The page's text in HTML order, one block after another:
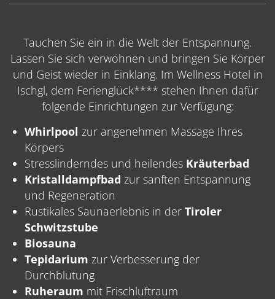
Tauchen Sie ein in die Welt der Entspannung.
Lassen Sie sich verwöhnen und bringen Sie Körper
und Geist wieder in Einklang. Im Wellness Hotel in
Ischgl, dem Ferienglück**** stehen Ihnen dafür
folgende Einrichtungen zur Verfügung:
Whirlpool zur angenehmen Massage Ihres
Körpers
Stresslinderndes und heilendes Kräuterbad
Kristalldampfbad zur sanften Entspannung
und Regeneration
Rustikales Saunaerlebnis in der Tiroler
Schwitzstube
Biosauna
Tepidarium zur Verbesserung der
Durchblutung
Ruheraum mit Frischluftraum